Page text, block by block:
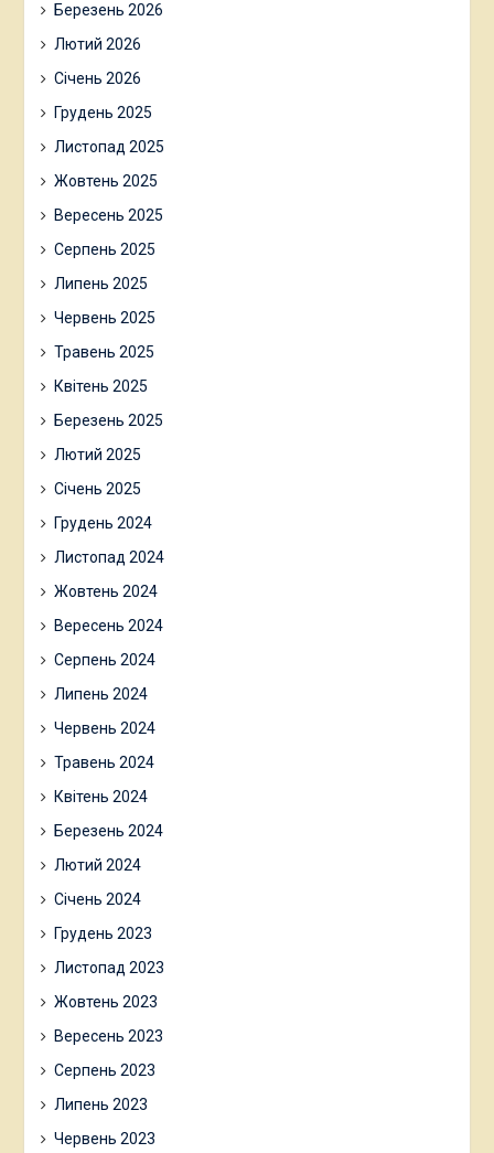
Березень 2026
Лютий 2026
Січень 2026
Грудень 2025
Листопад 2025
Жовтень 2025
Вересень 2025
Серпень 2025
Липень 2025
Червень 2025
Травень 2025
Квітень 2025
Березень 2025
Лютий 2025
Січень 2025
Грудень 2024
Листопад 2024
Жовтень 2024
Вересень 2024
Серпень 2024
Липень 2024
Червень 2024
Травень 2024
Квітень 2024
Березень 2024
Лютий 2024
Січень 2024
Грудень 2023
Листопад 2023
Жовтень 2023
Вересень 2023
Серпень 2023
Липень 2023
Червень 2023